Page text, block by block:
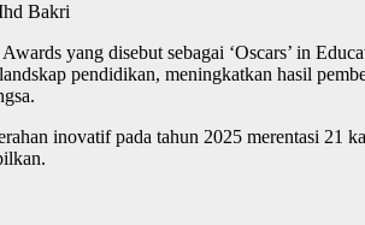
Bakri
yang disebut sebagai ‘Oscars’ in
pendidikan, meningkatkan hasil
inovatif pada tahun 2025 merentasi 21